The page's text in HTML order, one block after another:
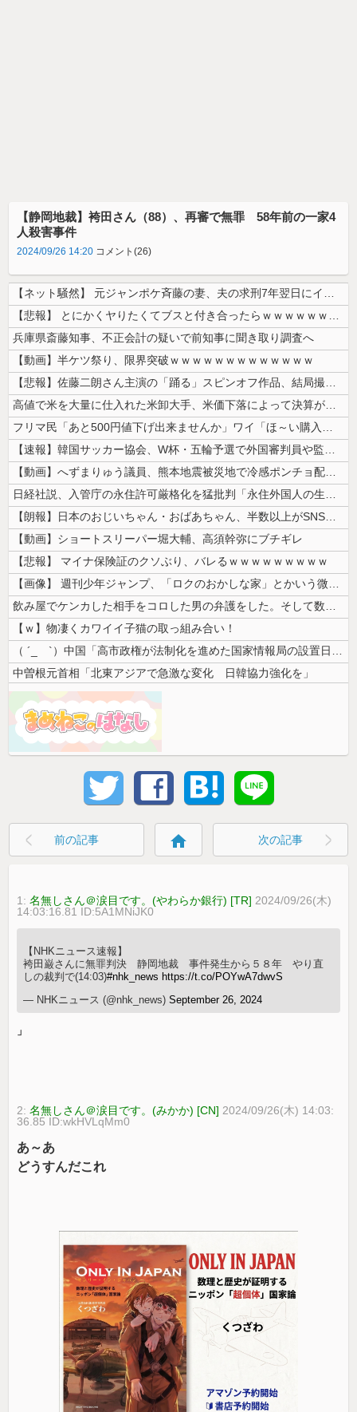
【静岡地裁】袴田さん（88）、再審で無罪 58年前の一家4
人殺害事件
2024/09/26 14:20 コメント(26)
【ネット騒然】 元ジャンポケ斉藤の妻、夫の求刑7年翌日にインスタ更新！...
【悲報】 とにかくヤりたくてブスと付き合ったらｗｗｗｗｗｗｗｗｗｗｗｗ...
兵庫県斎藤知事、不正会計の疑いで前知事に聞き取り調査へ
【動画】半ケツ祭り、限界突破ｗｗｗｗｗｗｗｗｗｗｗｗｗ
【悲報】佐藤二朗さん主演の「踊る」スピンオフ作品、結局撮影中止が決定w...
高値で米を大量に仕入れた米卸大手、米価下落によって決算が凄まじいことに...
フリマ民「あと500円値下げ出来ませんか」ワイ「ほ～い購入ｗ」
【速報】韓国サッカー協会、W杯・五輪予選で外国審判員や監督官を性接待！...
【動画】へずまりゅう議員、熊本地震被災地で冷感ポンチョ配布 → 被災民...
日経社説、入管庁の永住許可厳格化を猛批判「永住外国人の生活保護受給をな...
【朗報】日本のおじいちゃん・おばあちゃん、半数以上がSNSを使いこなし...
【動画】ショートスリーパー堀大輔、高須幹弥にブチギレ
【悲報】 マイナ保険証のクソぶり、バレるｗｗｗｗｗｗｗｗｗ
【画像】 週刊少年ジャンプ、「ロクのおかしな家」とかいう微妙な漫画を巻...
飲み屋でケンカした相手をコロした男の弁護をした。そして数年後、因果応報...
【ｗ】物凄くカワイイ子猫の取っ組み合い！
（ ´_ゝ`）中国「高市政権が法制化を進めた国家情報局の設置日が7月3...
中曽根元首相「北東アジアで急激な変化 日韓協力強化を」
前の記事 home 次の記事
1:名無しさん＠涙目です。(やわらか銀行) [TR] 2024/09/26(木)
14:03:16.81 ID:5A1MNiJK0
【NHKニュース速報】
袴田巌さんに無罪判決 静岡地裁 事件発生から５８年 やり直
しの裁判で(14:03)#nhk_news https://t.co/POYwA7dwvS
— NHKニュース (@nhk_news)September 26, 2024
」
2:名無しさん＠涙目です。(みかか) [CN] 2024/09/26(木) 14:03:
36.85 ID:wkHVLqMm0
あ～あ
どうすんだこれ